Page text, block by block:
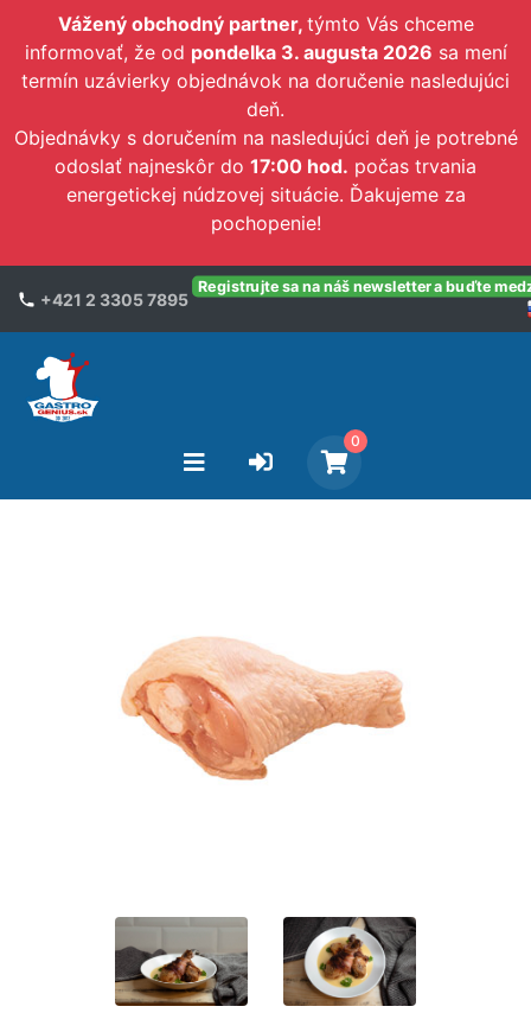
Vážený obchodný partner, týmto Vás chceme
informovať, že od pondelka 3. augusta 2026 sa mení
termín uzávierky objednávok na doručenie nasledujúci
deň.
Objednávky s doručením na nasledujúci deň je potrebné
odoslať najneskôr do 17:00 hod. počas trvania
energetickej núdzovej situácie. Ďakujeme za
pochopenie!
+421 2 3305 7895
Registrujte sa na náš newsletter a buďte
0